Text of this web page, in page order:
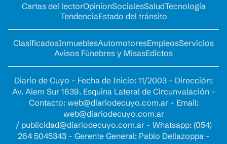
Cartas del lectorOpinionSocialesSaludTecnología
TendenciaEstado del tránsito
ClasificadosInmueblesAutomotoresEmpleosServicios
Avisos Fúnebres y MisasEdictos
Diario de Cuyo - Fecha de Inicio: 11/2003 - Dirección:
Av. Alem Sur 1639. Esquina Lateral de Circunvalación -
Contacto: web@diariodecuyo.com.ar- Email:
web@diariodecuyo.com.ar
/ publicidad@diariodecuyo.com.ar- Whatsapp: (054)
264 5045343 - Gerente General: Pablo Dellazoppa -